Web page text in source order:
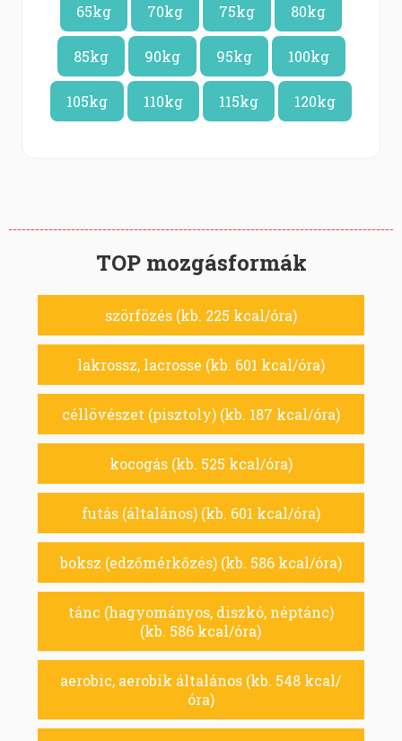
65kg 70kg 75kg 80kg
85kg 90kg 95kg 100kg
105kg 110kg 115kg 120kg
TOP mozgásformák
szörfözés (kb. 225 kcal/óra)
lakrossz, lacrosse (kb. 601 kcal/óra)
céllövészet (pisztoly) (kb. 187 kcal/óra)
kocogás (kb. 525 kcal/óra)
futás (általános) (kb. 601 kcal/óra)
boksz (edzőmérkőzés) (kb. 586 kcal/óra)
tánc (hagyományos, diszkó, néptánc)
(kb. 586 kcal/óra)
aerobic, aerobik általános (kb. 548 kcal/
óra)